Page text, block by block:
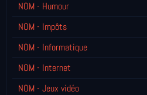
NOM - Humour
NOM - Impôts
NOM - Informatique
NOM - Internet
NOM - Jeux vidéo